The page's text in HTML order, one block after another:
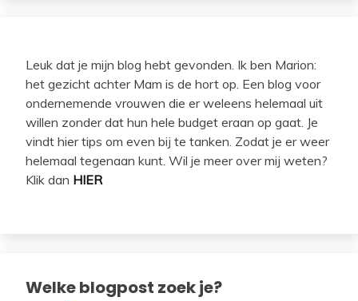
Leuk dat je mijn blog hebt gevonden. Ik ben Marion:
het gezicht achter Mam is de hort op. Een blog voor
ondernemende vrouwen die er weleens helemaal uit
willen zonder dat hun hele budget eraan op gaat. Je
vindt hier tips om even bij te tanken. Zodat je er weer
helemaal tegenaan kunt. Wil je meer over mij weten?
Klik dan HIER
Welke blogpost zoek je?